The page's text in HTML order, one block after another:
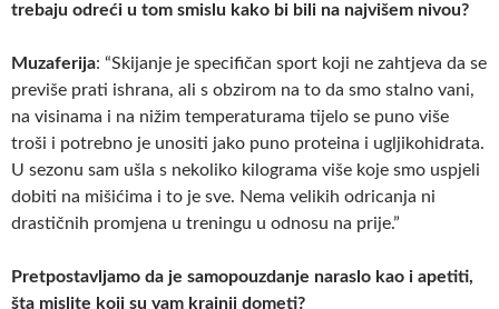
trebaju odreći u tom smislu kako bi bili na najvišem nivou?
Muzaferija: “Skijanje je specifičan sport koji ne zahtjeva da se
previše prati ishrana, ali s obzirom na to da smo stalno vani,
na visinama i na nižim temperaturama tijelo se puno više
troši i potrebno je unositi jako puno proteina i ugljikohidrata.
U sezonu sam ušla s nekoliko kilograma više koje smo uspjeli
dobiti na mišićima i to je sve. Nema velikih odricanja ni
drastičnih promjena u treningu u odnosu na prije.”
Pretpostavljamo da je samopouzdanje naraslo kao i apetiti,
šta mislite koji su vam krajnji dometi?